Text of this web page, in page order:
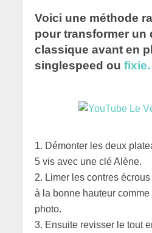
Voici une méthode
pour transformer un
classique avant en
singlespeed ou fixie.
1. Démonter les deux
5 vis avec une clé Alène.
2. Limer les contres écrous
à la bonne hauteur
photo.
3. Ensuite revisser le tout